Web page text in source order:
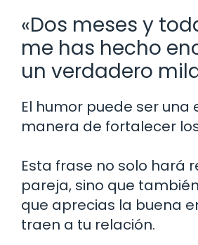
«Dos meses y
me has hecho
un verdadero
El humor puede ser una
manera de fortalecer
Esta frase no solo hará
pareja, sino que
que aprecias la buena
traen a tu relación.